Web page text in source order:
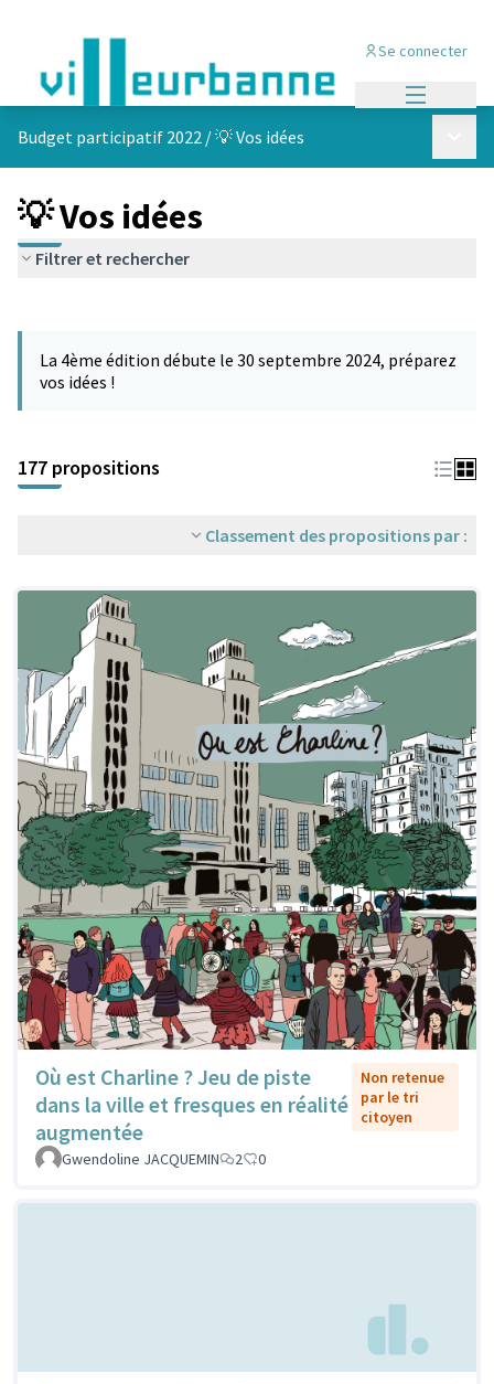
Se connecter
Budget participatif 2022 /💡 Vos idées
💡 Vos idées
Filtrer et rechercher
−
La 4ème édition débute le 30 septembre 2024, préparez
vos idées !
177 propositions
Classement des propositions par :
Où est Charline ? Jeu de piste
dans la ville et fresques en réalité
augmentée
Non retenue
par le tri
citoyen
Gwendoline JACQUEMIN 2 0